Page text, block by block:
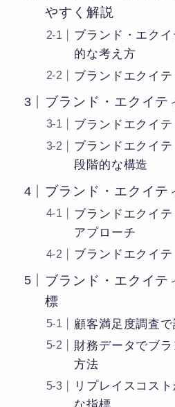
やすく解説
ブランド・エク
的な考え方
ブランドエクイテ
ブランド・エクイテ
ブランドエクイ
ブランドエクイ
段階的な構造
ブランド・エクイテ
ブランドエクイ
アプローチ
ブランドエクイ
ブランド・エクイテ
標
顧客満足度調査
財務データでブ
方法
リプレイスコス